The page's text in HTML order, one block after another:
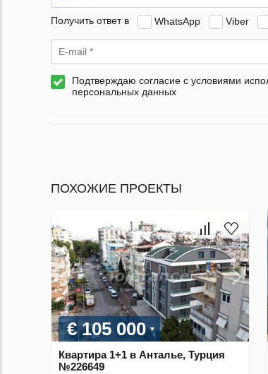
Получить ответ в WhatsApp Viber
Подтверждаю согласие с условиями
персональных данных
ПОХОЖИЕ ПРОЕКТЫ
€ 105 000
Квартира 1+1 в Анталье, Турция
№226649